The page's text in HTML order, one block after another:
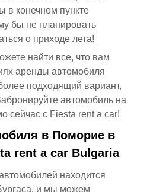
в конечном пункте
бы не планировать
о приходе лета!
найти все, что вам
аренды автомобиля
подходящий вариант,
автомобиль на
сейчас с Fiesta rent a car!
в Поморие в
rent a car Bulgaria
находится
и мы можем